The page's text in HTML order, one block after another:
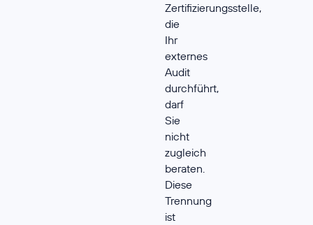
Zertifizierungsstelle,
die
Ihr
externes
Audit
durchführt,
darf
Sie
nicht
zugleich
beraten.
Diese
Trennung
ist